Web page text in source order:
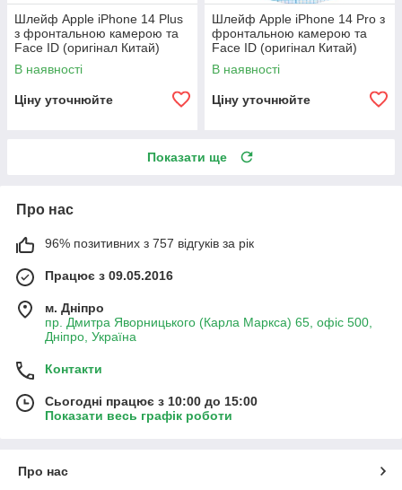
Шлейф Apple iPhone 14 Plus
з фронтальною камерою та
Face ID (оригінал Китай)
В наявності
Ціну уточнюйте
Шлейф Apple iPhone 14 Pro з
фронтальною камерою та
Face ID (оригінал Китай)
В наявності
Ціну уточнюйте
Показати ще
Про нас
96% позитивних з 757 відгуків за рік
Працює з 09.05.2016
м. Дніпро
пр. Дмитра Яворницького (Карла Маркса) 65, офіс 500,
Дніпро, Україна
Контакти
Сьогодні працює з 10:00 до 15:00
Показати весь графік роботи
Про нас